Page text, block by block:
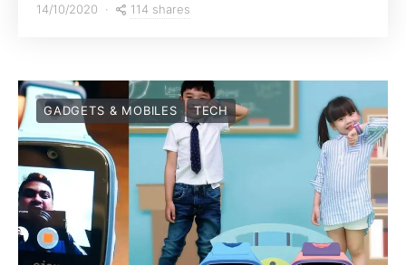
14/10/2020 114 shares
GADGETS & MOBILES TECH